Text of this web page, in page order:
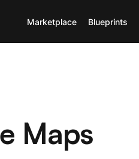
Marketplace Blueprints
Maps